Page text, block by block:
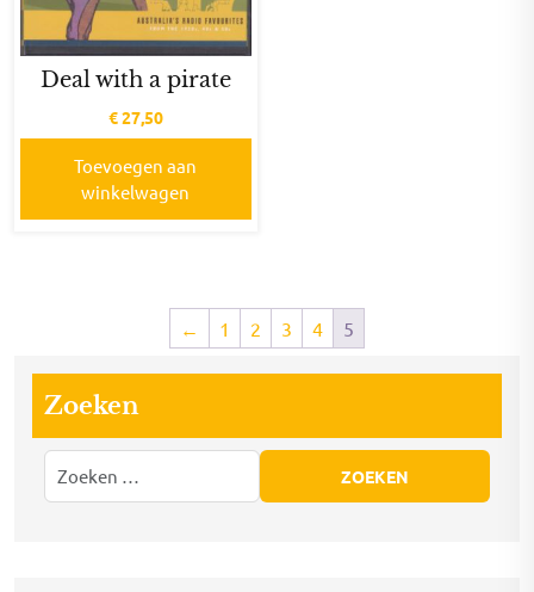
Deal with a pirate
€27,50
Toevoegen aan
winkelwagen
← 1 2 3 4 5
Zoeken